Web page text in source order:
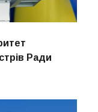
Ради